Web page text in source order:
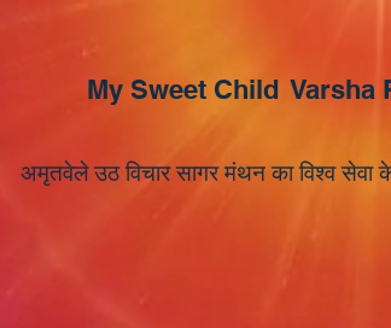
My Sweet Child Varsha
अमृतवेले उठ विचार सागर मंथन का विश्व सेवा